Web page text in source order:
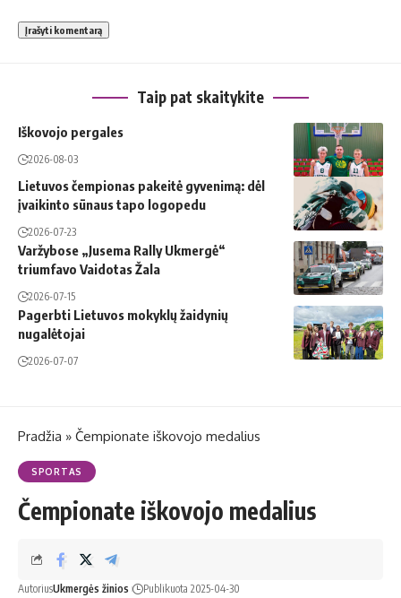
Taip pat skaitykite
Iškovojo pergales
2026-08-03
Lietuvos čempionas pakeitė gyvenimą: dėl
įvaikinto sūnaus tapo logopedu
2026-07-23
Varžybose „Jusema Rally Ukmergė“
triumfavo Vaidotas Žala
2026-07-15
Pagerbti Lietuvos mokyklų žaidynių
nugalėtojai
2026-07-07
Pradžia » Čempionate iškovojo medalius
SPORTAS
Čempionate iškovojo medalius
AutoriusUkmergės žinios Publikuota 2025-04-30